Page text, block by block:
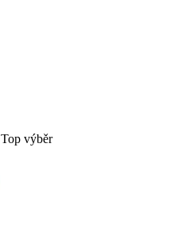
Top výběr